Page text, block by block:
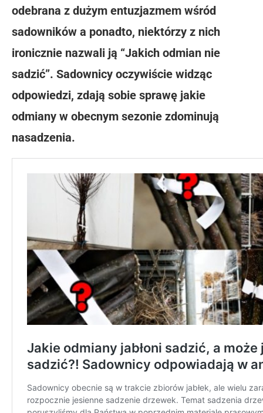
odebrana z dużym entuzjazmem wśród
sadowników a ponadto, niektórzy z nich
ironicznie nazwali ją “Jakich odmian nie
sadzić”. Sadownicy oczywiście widząc
odpowiedzi, zdają sobie sprawę jakie
odmiany w obecnym sezonie zdominują
nasadzenia.